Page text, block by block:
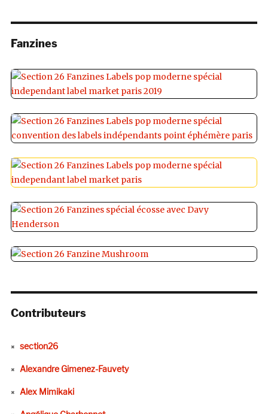
Fanzines
Contributeurs
section26
Alexandre Gimenez-Fauvety
Alex Mimikaki